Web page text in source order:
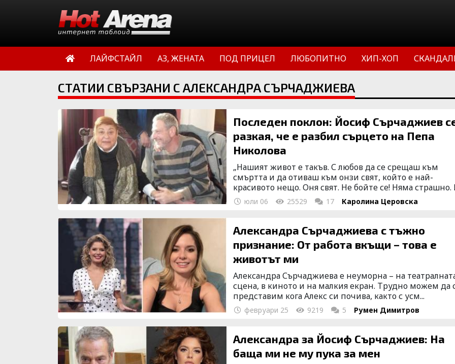
ЛАЙФСТАЙЛ АЗ, ЖЕНАТА ПОД ПРИЦЕЛ ЛЮБОПИТНО ХИП-ХОП
СТАТИИ СВЪРЗАНИ С АЛЕКСАНДРА СЪРЧАДЖИЕВА
Последен поклон: Йосиф Сърчаджиев
разкая, че е разбил сърцето на Пепа
Николова
„Нашият живот е такъв. С любов да се срещаш към
смъртта и да отиваш към онзи свят, който е най-
красивото нещо. Оня свят. Не бойте се! Няма страшно.
юли 06 25529 17 Каролина Церовска
Александра Сърчаджиева с тъжно
признание: От работа вкъщи – това е
животът ми
Александра Сърчаджиева е неуморна – на
сцена, в киното и на малкия екран. Трудно можем да
представим кога Алекс си почива, както с усм...
февруари 25 9219 5 Румен Димитров
Александра за Йосиф Сърчаджиев: На
баща ми не му пука за мен